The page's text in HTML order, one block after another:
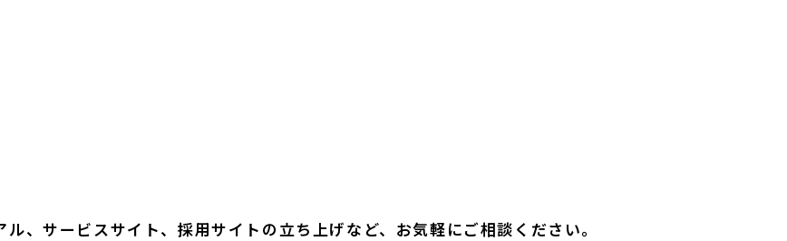
、サービスサイト、採用サイトの立ち上げなど、お気軽にご相談ください。